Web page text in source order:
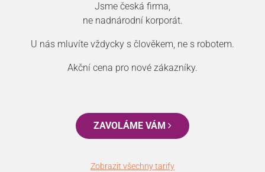
Jsme česká firma,
ne nadnárodní korporát.
U nás mluvíte vždycky s člověkem, ne s robotem.
Akční cena pro nové zákazníky.
ZAVOLÁME VÁM
Zobrazit všechny tarify